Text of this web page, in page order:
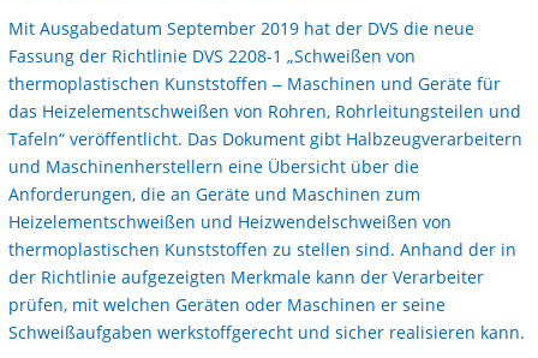
Mit Ausgabedatum September 2019 hat der DVS die neue
Fassung der Richtlinie DVS 2208-1 „Schweißen von
thermoplastischen Kunststoffen ‒ Maschinen und Geräte für
das Heizelementschweißen von Rohren, Rohrleitungsteilen und
Tafeln“ veröffentlicht. Das Dokument gibt Halbzeugverarbeitern
und Maschinenherstellern eine Übersicht über die
Anforderungen, die an Geräte und Maschinen zum
Heizelementschweißen und Heizwendelschweißen von
thermoplastischen Kunststoffen zu stellen sind. Anhand der in
der Richtlinie aufgezeigten Merkmale kann der Verarbeiter
prüfen, mit welchen Geräten oder Maschinen er seine
Schweißaufgaben werkstoffgerecht und sicher realisieren kann.